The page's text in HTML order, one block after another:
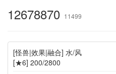
12678870 11499
[怪兽|效果|融合] 水/风
[★6] 200/2800